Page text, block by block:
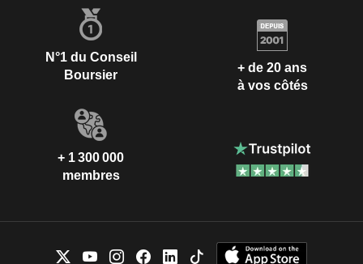
N°1 du Conseil
Boursier
+ de 20 ans
à vos côtés
+ 1 300 000
membres